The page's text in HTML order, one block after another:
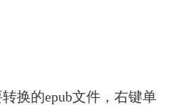
换的epub文件，右键单